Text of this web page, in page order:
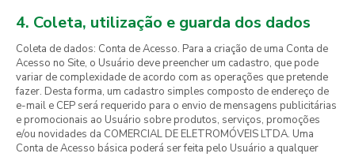
4. Coleta, utilização e guarda dos dados
Coleta de dados: Conta de Acesso. Para a criação de uma Conta de
Acesso no Site, o Usuário deve preencher um cadastro, que pode
variar de complexidade de acordo com as operações que pretende
fazer. Desta forma, um cadastro simples composto de endereço de
e-mail e CEP será requerido para o envio de mensagens publicitárias
e promocionais ao Usuário sobre produtos, serviços, promoções
e/ou novidades da COMERCIAL DE ELETROMÓVEIS LTDA. Uma
Conta de Acesso básica poderá ser feita pelo Usuário a qualquer